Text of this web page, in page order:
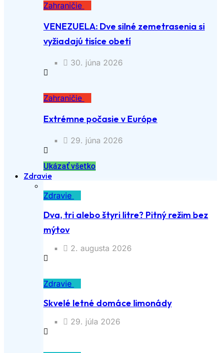
Zahraničie
VENEZUELA: Dve silné zemetrasenia si
vyžiadajú tisíce obetí
30. júna 2026
Zahraničie
Extrémne počasie v Európe
29. júna 2026
Ukázať všetko
Zdravie
Zdravie
Dva, tri alebo štyri litre? Pitný režim bez
mýtov
2. augusta 2026
Zdravie
Skvelé letné domáce limonády
29. júla 2026